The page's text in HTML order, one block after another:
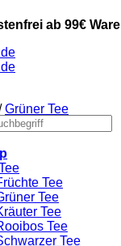
ab 99€
Tee
Tee
Tee
Tee
Tee
Grüner Tee